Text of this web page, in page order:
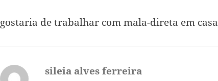
gostaria de trabalhar com mala-direta em casa
sileia alves ferreira